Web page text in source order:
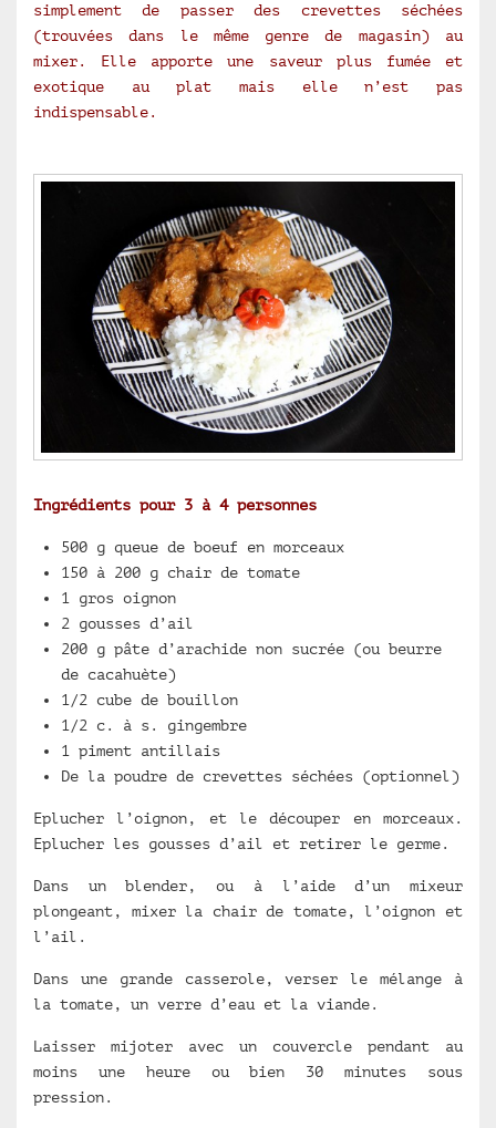
simplement de passer des crevettes séchées
(trouvées dans le même genre de magasin) au
mixer. Elle apporte une saveur plus fumée et
exotique au plat mais elle n’est pas
indispensable.
Ingrédients pour 3 à 4 personnes
500 g queue de boeuf en morceaux
150 à 200 g chair de tomate
1 gros oignon
2 gousses d’ail
200 g pâte d’arachide non sucrée (ou beurre
de cacahuète)
1/2 cube de bouillon
1/2 c. à s. gingembre
1 piment antillais
De la poudre de crevettes séchées (optionnel)
Eplucher l’oignon, et le découper en morceaux.
Eplucher les gousses d’ail et retirer le germe.
Dans un blender, ou à l’aide d’un mixeur
plongeant, mixer la chair de tomate, l’oignon et
l’ail.
Dans une grande casserole, verser le mélange à
la tomate, un verre d’eau et la viande.
Laisser mijoter avec un couvercle pendant au
moins une heure ou bien 30 minutes sous
pression.